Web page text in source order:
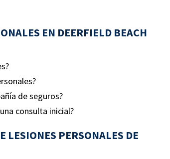
EN DEERFIELD BEACH
de seguros?
consulta inicial?
LESIONES PERSONALES DE